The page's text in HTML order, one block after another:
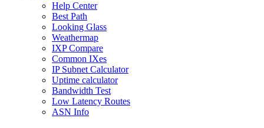
Help Center
Best Path
Looking Glass
Weathermap
IXP Compare
Common IXes
IP Subnet Calculator
Uptime calculator
Bandwidth Test
Low Latency Routes
ASN Info